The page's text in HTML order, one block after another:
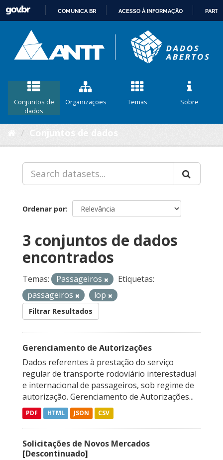
CONTEÚDO
COMUNICA BR ACESSO À INFORMAÇÃO
Conjuntos de
dados
Organizações Temas Sobre
Ordenar por
3 conjuntos de dados
encontrados
Temas: Passageiros
Etiquetas:
passageiros
lop
Filtrar Resultados
Gerenciamento de Autorizações
Dados referentes à prestação do serviço
regular de transporte rodoviário interestadual
e internacional de passageiros, sob regime de
autorização. Gerenciamento de Autorizações...
PDF HTML JSON CSV
Solicitações de Novos Mercados
[Descontinuado]